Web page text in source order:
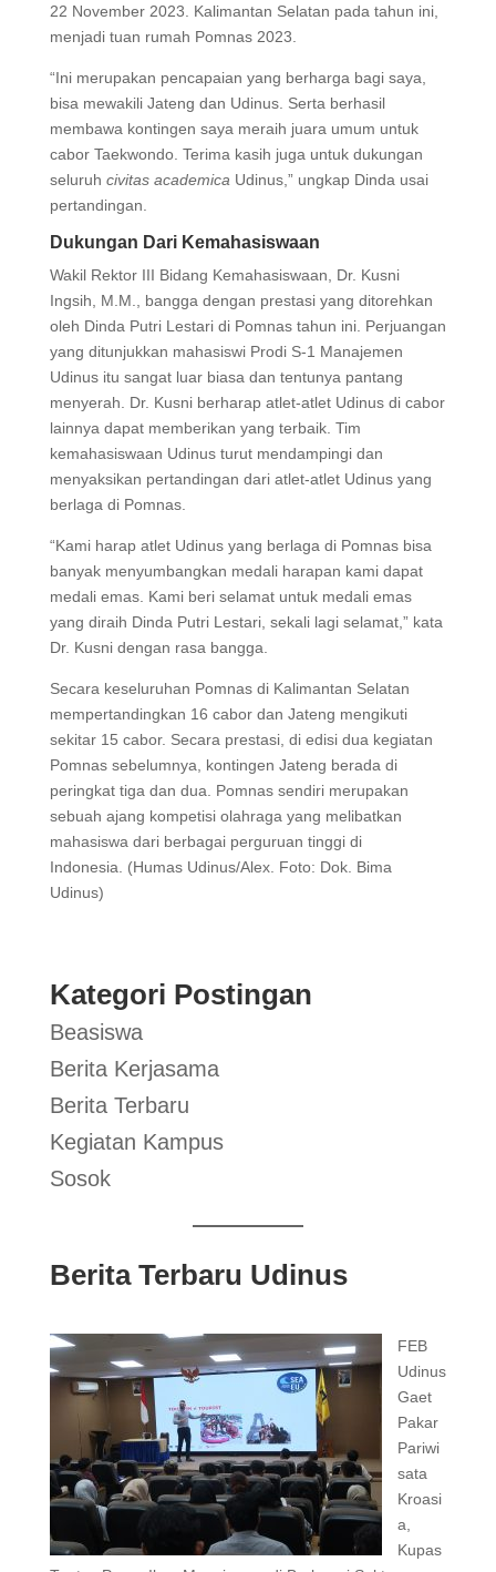
22 November 2023. Kalimantan Selatan pada tahun ini,
menjadi tuan rumah Pomnas 2023.
“Ini merupakan pencapaian yang berharga bagi saya,
bisa mewakili Jateng dan Udinus. Serta berhasil
membawa kontingen saya meraih juara umum untuk
cabor Taekwondo. Terima kasih juga untuk dukungan
seluruh civitas academica Udinus,” ungkap Dinda usai
pertandingan.
Dukungan Dari Kemahasiswaan
Wakil Rektor III Bidang Kemahasiswaan, Dr. Kusni
Ingsih, M.M., bangga dengan prestasi yang ditorehkan
oleh Dinda Putri Lestari di Pomnas tahun ini. Perjuangan
yang ditunjukkan mahasiswi Prodi S-1 Manajemen
Udinus itu sangat luar biasa dan tentunya pantang
menyerah. Dr. Kusni berharap atlet-atlet Udinus di cabor
lainnya dapat memberikan yang terbaik. Tim
kemahasiswaan Udinus turut mendampingi dan
menyaksikan pertandingan dari atlet-atlet Udinus yang
berlaga di Pomnas.
“Kami harap atlet Udinus yang berlaga di Pomnas bisa
banyak menyumbangkan medali harapan kami dapat
medali emas. Kami beri selamat untuk medali emas
yang diraih Dinda Putri Lestari, sekali lagi selamat,” kata
Dr. Kusni dengan rasa bangga.
Secara keseluruhan Pomnas di Kalimantan Selatan
mempertandingkan 16 cabor dan Jateng mengikuti
sekitar 15 cabor. Secara prestasi, di edisi dua kegiatan
Pomnas sebelumnya, kontingen Jateng berada di
peringkat tiga dan dua. Pomnas sendiri merupakan
sebuah ajang kompetisi olahraga yang melibatkan
mahasiswa dari berbagai perguruan tinggi di
Indonesia. (Humas Udinus/Alex. Foto: Dok. Bima
Udinus)
Kategori Postingan
Beasiswa
Berita Kerjasama
Berita Terbaru
Kegiatan Kampus
Sosok
Berita Terbaru Udinus
FEB
Udinus
Gaet
Pakar
Pariwi
sata
Kroasi
a,
Kupas